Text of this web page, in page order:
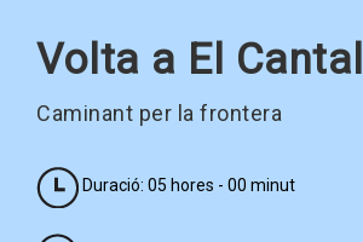
Volta a El Cantal
Caminant per la frontera
Duració: 05 hores - 00 minut